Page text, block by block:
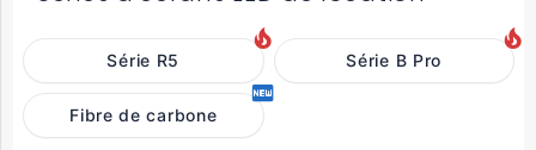
Série R5 Série B Pro
Fibre de carbone